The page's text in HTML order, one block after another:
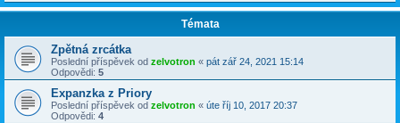
Témata
Zpětná zrcátka
Poslední příspěvek od zelvotron « pát zář 24, 2021 15:14
Odpovědi: 5
Expanzka z Priory
Poslední příspěvek od zelvotron « úte říj 10, 2017 20:37
Odpovědi: 4